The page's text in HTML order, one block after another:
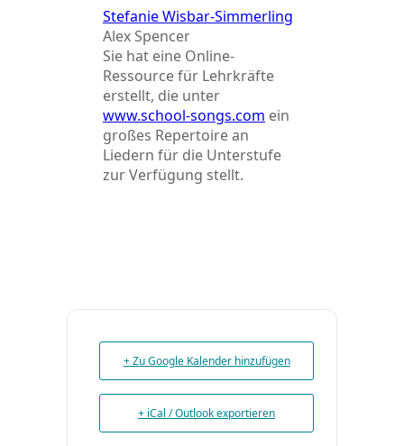
Stefanie Wisbar-Simmerling
Alex Spencer
Sie hat eine Online-
Ressource für Lehrkräfte
erstellt, die unter
www.school-songs.com ein
großes Repertoire an
Liedern für die Unterstufe
zur Verfügung stellt.
+ Zu Google Kalender hinzufügen
+ iCal / Outlook exportieren